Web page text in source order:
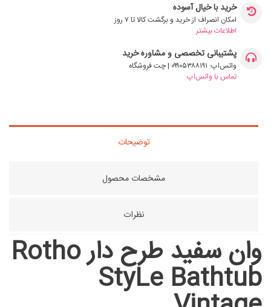
خرید با خیال آسوده
امکان انصراف از خرید و برگشت کالا تا ۷ روز
اطلاعات بیشتر
پشتیبانی تخصصی و مشاوره خرید
واتس‌اپ: ۰۹۹۰۵۳۸۸۱۹۱ | چت فروشگاه
تماس با واتس‌اپ
توضیحات
مشخصات محصول
نظرات
وان سفید طرح دار Rotho
StyLe Bathtub